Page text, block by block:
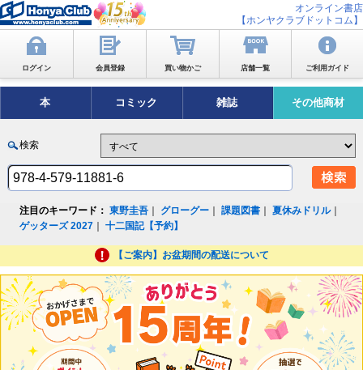
オンライン書店
【ホンヤクラブドットコム】
ログイン 会員登録 買い物かご 店舗一覧 ご利用ガイド
本 コミック 雑誌 その他商材
検索
注目のキーワード： 東野圭吾 グローグー ｜課題図書 ｜夏休みドリル｜
ゲッターズ 2027 ｜十二国記【予約】
【ご案内】お盆期間の配送について